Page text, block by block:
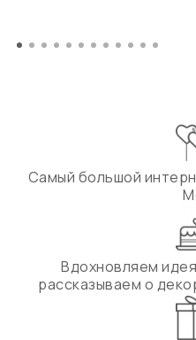
Самый большой
Вдохновляем
рассказываем о